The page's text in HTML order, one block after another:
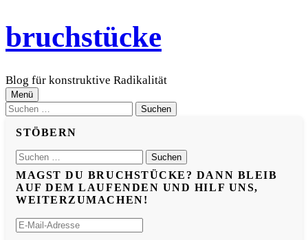
Zum
Inhalt
überspringen
bruchstücke
Blog für konstruktive Radikalität
Menü
Suchen
STÖBERN
Suchen
nach:
MAGST DU BRUCHSTÜCKE? DANN BLEIB
AUF DEM LAUFENDEN UND HILF UNS,
WEITERZUMACHEN!
E-